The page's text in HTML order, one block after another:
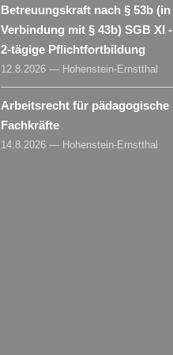
Betreuungskraft nach § 53b (in
Verbindung mit § 43b) SGB XI -
2-tägige Pflichtfortbildung
12.8.2026 — Hohenstein-Ernstthal
Arbeitsrecht für pädagogische
Fachkräfte
14.8.2026 — Hohenstein-Ernstthal